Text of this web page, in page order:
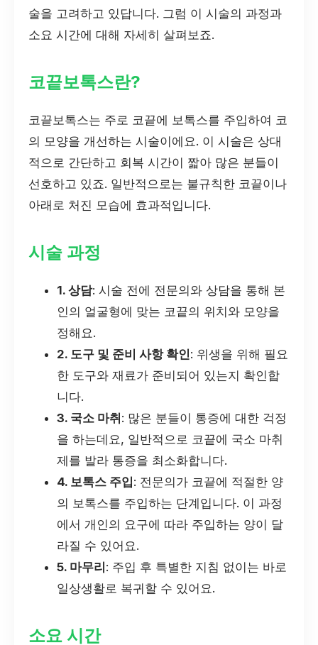
술을 고려하고 있답니다. 그럼 이 시술의 과정과
소요 시간에 대해 자세히 살펴보죠.
코끝보톡스란?
코끝보톡스는 주로 코끝에 보톡스를 주입하여 코
의 모양을 개선하는 시술이에요. 이 시술은 상대
적으로 간단하고 회복 시간이 짧아 많은 분들이
선호하고 있죠. 일반적으로는 불규칙한 코끝이나
아래로 처진 모습에 효과적입니다.
시술 과정
1. 상담: 시술 전에 전문의와 상담을 통해 본
인의 얼굴형에 맞는 코끝의 위치와 모양을
정해요.
2. 도구 및 준비 사항 확인: 위생을 위해 필요
한 도구와 재료가 준비되어 있는지 확인합
니다.
3. 국소 마취: 많은 분들이 통증에 대한 걱정
을 하는데요, 일반적으로 코끝에 국소 마취
제를 발라 통증을 최소화합니다.
4. 보톡스 주입: 전문의가 코끝에 적절한 양
의 보톡스를 주입하는 단계입니다. 이 과정
에서 개인의 요구에 따라 주입하는 양이 달
라질 수 있어요.
5. 마무리: 주입 후 특별한 지침 없이는 바로
일상생활로 복귀할 수 있어요.
소요 시간